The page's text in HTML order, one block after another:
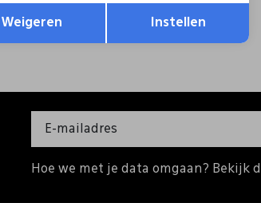
Hoe we met je data omgaan? Bekijk
Opslaan
Weigeren Instellen